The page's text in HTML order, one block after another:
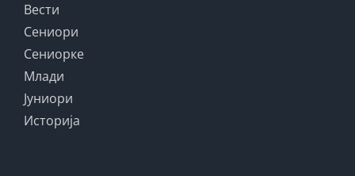
Вести
Сениори
Сениорке
Млади
Јуниори
Историја